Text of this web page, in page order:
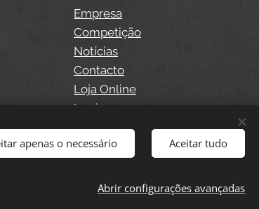
Empresa
Competição
Notícias
Contacto
Loja Online
Login
apenas o necessário Aceitar tudo
Abrir configurações avançadas